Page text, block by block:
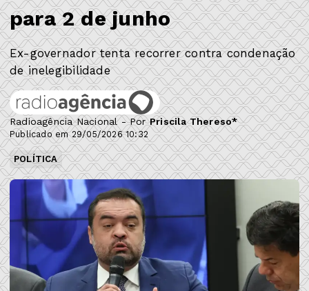
para 2 de junho
Ex-governador tenta recorrer contra condenação
de inelegibilidade
Radioagência Nacional - PorPriscila Thereso*
Publicado em 29/05/2026 10:32
POLÍTICA